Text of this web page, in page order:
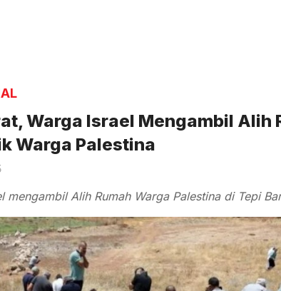
Warga Israel Mengambil Alih
Warga Palestina
mengambil Alih Rumah Warga Palestina di Tepi